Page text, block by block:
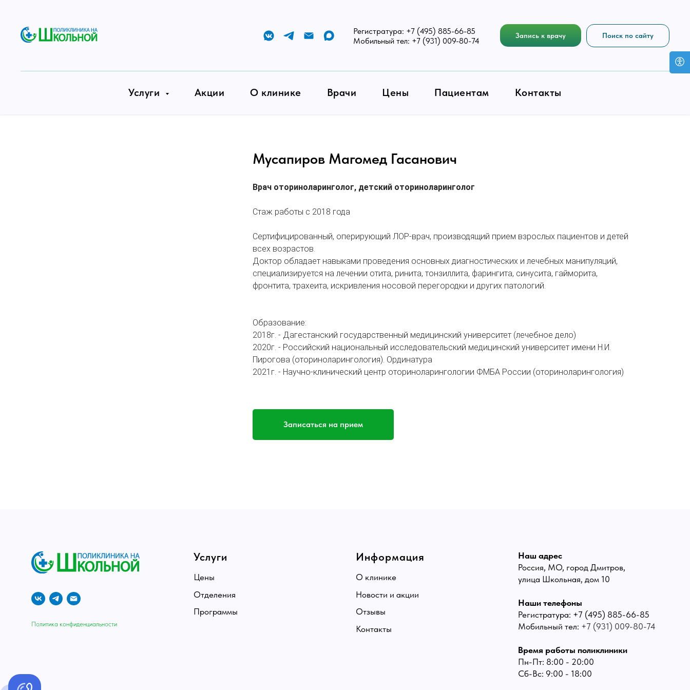
Регистратура: +7 (495) 885-66-85
Мобильный тел: +7 (931) 009-80-74
Запись к врачу Поиск по сайту
Услуги Акции О клинике Врачи Цены Пациентам Контакты
Мусапиров Магомед Гасанович
Врач оториноларинголог, детский оториноларинголог
Стаж работы с 2018 года
Сертифицированный, оперирующий ЛОР-врач, производящий прием взрослых пациентов и детей
всех возрастов.
Доктор обладает навыками проведения основных диагностических и лечебных манипуляций,
специализируется на лечении отита, ринита, тонзиллита, фарингита, синусита, гайморита,
фронтита, трахеита, искривления носовой перегородки и других патологий.
Образование:
2018г. - Дагестанский государственный медицинский университет (лечебное дело)
2020г. - Российский национальный исследовательский медицинский университет имени Н.И.
Пирогова (оториноларингология). Ординатура
2021г. - Научно-клинический центр оториноларингологии ФМБА России (оториноларингология)
Записаться на прием
Политика конфиденциальности
Отделения
Программы
Новости и акции
Отзывы
Контакты
Наши телефоны
Регистратура:+7 (495) 885-66-85
Время работы поликлиники
Пн-Пт: 8:00 - 20:00